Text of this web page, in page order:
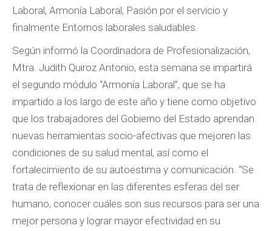
Laboral, Armonía Laboral, Pasión por el servicio y
finalmente Entornos laborales saludables.
Según informó la Coordinadora de Profesionalización,
Mtra. Judith Quiroz Antonio, esta semana se impartirá
el segundo módulo “Armonía Laboral”, que se ha
impartido a los largo de este año y tiene como objetivo
que los trabajadores del Gobierno del Estado aprendan
nuevas herramientas socio-afectivas que mejoren las
condiciones de su salud mental, así como el
fortalecimiento de su autoestima y comunicación. “Se
trata de reflexionar en las diferentes esferas del ser
humano, conocer cuáles son sus recursos para ser una
mejor persona y lograr mayor efectividad en su